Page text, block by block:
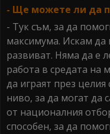
- Ще можете ли да
- Тук съм, за да
максимума. Искам да
развиват. Няма да е
работа в средата на
да играят през
ниво, за да могат да
от националния
способен, за да